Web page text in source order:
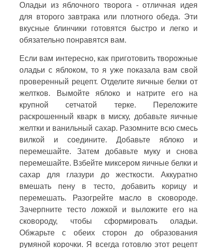
Оладьи из яблочного творога - отличная идея
для второго завтрака или плотного обеда. Эти
вкусные блинчики готовятся быстро и легко и
обязательно понравятся вам.
Если вам интересно, как приготовить творожные
оладьи с яблоком, то я уже показала вам свой
проверенный рецепт. Отделите яичные белки от
желтков. Вымойте яблоко и натрите его на
крупной сетчатой терке. Переложите
раскрошенный кварк в миску, добавьте яичные
желтки и ванильный сахар. Разомните всю смесь
вилкой и соедините. Добавьте яблоко и
перемешайте. Затем добавьте муку и снова
перемешайте. Взбейте миксером яичные белки и
сахар для глазури до жесткости. Аккуратно
вмешать пену в тесто, добавить корицу и
перемешать. Разогрейте масло в сковороде.
Зачерпните тесто ложкой и выложите его на
сковороду, чтобы сформировать оладьи.
Обжарьте с обеих сторон до образования
румяной корочки. Я всегда готовлю этот рецепт